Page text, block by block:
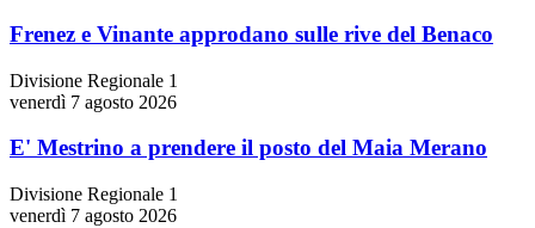
Frenez e Vinante approdano sulle rive del Benaco
Divisione Regionale 1
venerdì 7 agosto 2026
E' Mestrino a prendere il posto del Maia Merano
Divisione Regionale 1
venerdì 7 agosto 2026